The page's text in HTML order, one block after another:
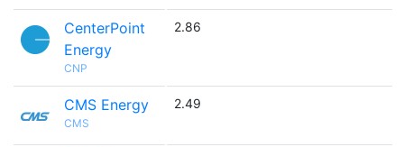
CenterPoint
Energy
CNP
2.86
CMS Energy
CMS
2.49